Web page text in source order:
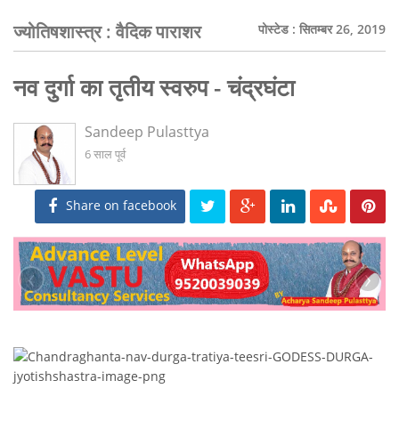
ज्योतिषशास्त्र :वैदिक पाराशर पोस्टेड : सितम्बर 26, 2019
नव दुर्गा का तृतीय स्वरुप - चंद्रघंटा
Sandeep Pulasttya
6 साल पूर्व
Share on facebook
‹ ›